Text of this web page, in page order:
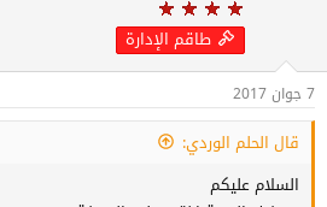
طاقم الإدارة
7 جوان 2017
قال الحلم الوردي:
السلام عليكم